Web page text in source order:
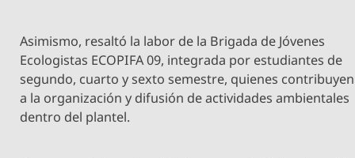
Asimismo, resaltó la labor de la Brigada de Jóvenes
Ecologistas ECOPIFA 09, integrada por estudiantes de
segundo, cuarto y sexto semestre, quienes contribuyen
a la organización y difusión de actividades ambientales
dentro del plantel.